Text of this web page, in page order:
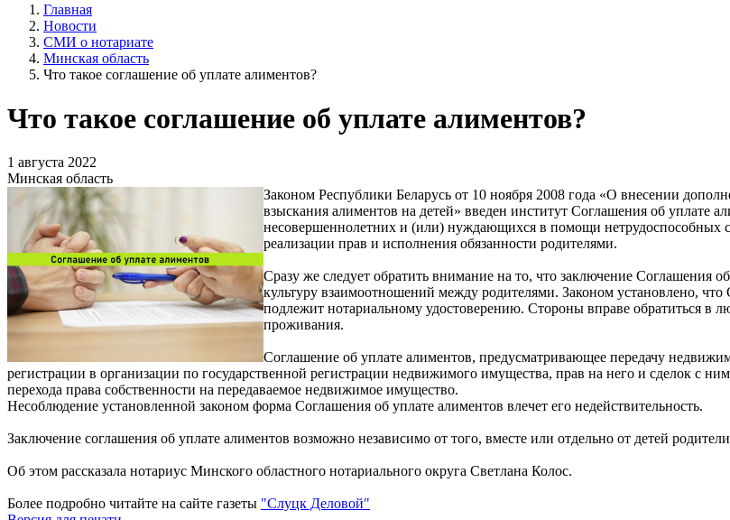
Главная
Новости
СМИ о нотариате
Минская область
Что такое соглашение об уплате алиментов?
Что такое соглашение об уплате алиментов?
1 августа 2022
Минская область
Законом Республики Беларусь от 10 ноября 2008 года «О внесении
взыскания алиментов на детей» введен институт Соглашения об уплате
несовершеннолетних и (или) нуждающихся в помощи нетрудоспособных
реализации прав и исполнения обязанности родителями.
Сразу же следует обратить внимание на то, что заключение Соглашения
культуру взаимоотношений между родителями. Законом установлено,
подлежит нотариальному удостоверению. Стороны вправе обратиться в
проживания.
Соглашение об уплате алиментов, предусматривающее передачу
регистрации в организации по государственной регистрации недвижимого имущества, прав на него и сделок с
перехода права собственности на передаваемое недвижимое имущество.
Несоблюдение установленной законом форма Соглашения об уплате алиментов влечет его недействительность.
Заключение соглашения об уплате алиментов возможно независимо от того, вместе или отдельно от детей
Об этом рассказала нотариус Минского областного нотариального округа Светлана Колос.
Более подробно читайте на сайте газеты "Слуцк Деловой"